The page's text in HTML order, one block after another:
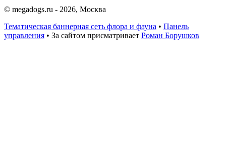
© megadogs.ru - 2026, Москва
Тематическая баннерная сеть флора и фауна • Панель
управления • За сайтом присматривает Роман Борушков